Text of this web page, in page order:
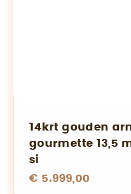
14krt gouden
gourmette 13,5
si
€ 5.999,00